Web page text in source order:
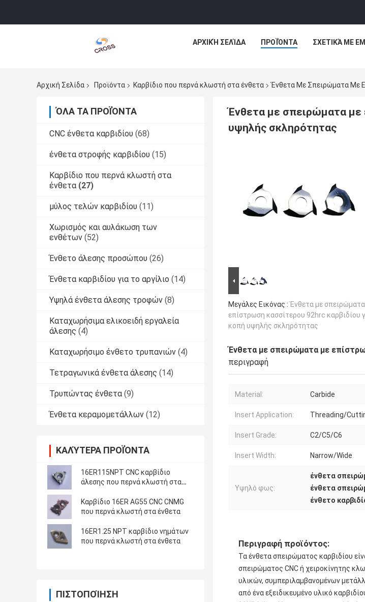
ΑΡΧΙΚΉ ΣΕΛΊΔΑ ΠΡΟΪΌΝΤΑ ΣΧΕΤΙΚΆ ΜΕ
Αρχική Σελίδα Προϊόντα Καρβίδιο που περνά κλωστή στα ένθετα Ένθετα Με Σπειρώματα Με
ΌΛΑ ΤΑ ΠΡΟΪΌΝΤΑ
CNC ένθετα καρβιδίου (68)
ένθετα στροφής καρβιδίου (15)
Καρβίδιο που περνά κλωστή στα
ένθετα (27)
μύλος τελών καρβιδίου (11)
Χωρισμός και αυλάκωση των
ενθέτων (52)
Ένθετο άλεσης προσώπου (26)
Ένθετα καρβιδίου για το αργίλιο (14)
Υψηλά ένθετα άλεσης τροφών (8)
Καταχωρήσιμα ελικοειδή εργαλεία
άλεσης (4)
Καταχωρήσιμο ένθετο τρυπανιών (4)
Τετραγωνικά ένθετα άλεσης (14)
Τρυπώντας ένθετα (9)
Ένθετα κεραμομετάλλων (12)
ΚΑΛΎΤΕΡΑ ΠΡΟΪΌΝΤΑ
16ER115NPT CNC καρβίδιο
άλεσης που περνά κλωστή στα
Καρβίδιο 16ER AG55 CNC CNMG
που περνά κλωστή στα ένθετα
16ER1.25 NPT καρβίδιο νημάτων
που περνά κλωστή στα ένθετα
ΠΙΣΤΟΠΟΊΗΣΗ
Ένθετα με σπειρώματα με
υψηλής σκληρότητας
Μεγάλες Εικόνας :Ένθετα με
επίστρωση κασσίτερου 92hrc καρβιδίου
κοπή υψηλής σκληρότητας
Ένθετα με σπειρώματα με
περιγραφή
Material: Carbide
Insert Application: Threading/
Insert Grade: C2/C5/C6
Insert Width: Narrow/Wide
Υψηλό φως:
ένθετα
ένθετα
ένθετο
Περιγραφή προϊόντος:
Τα ένθετα σπειρώματος καρβιδίου
σπειρώματος CNC ή χειροκίνητης
υλικών, συμπεριλαμβανομένων
από ένα εξειδικευμένο υλικό